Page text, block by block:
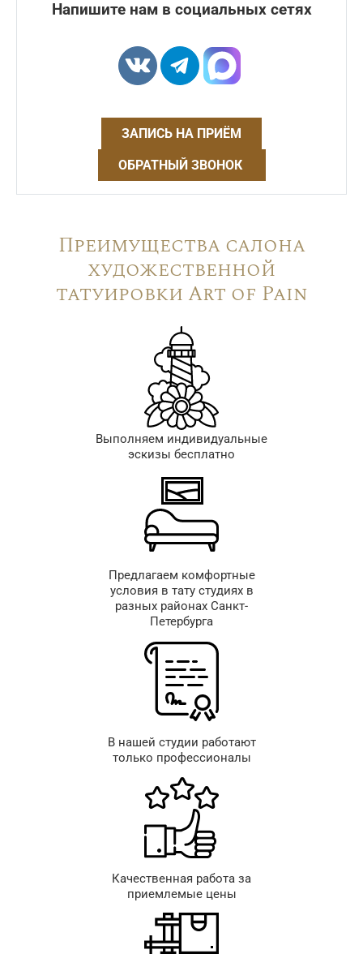
Напишите нам в социальных сетях
ЗАПИСЬ НА ПРИЁМ
ОБРАТНЫЙ ЗВОНОК
Преимущества салона
художественной
татуировки Art of Pain
Выполняем индивидуальные
эскизы бесплатно
Предлагаем комфортные
условия в тату студиях в
разных районах Санкт-
Петербурга
В нашей студии работают
только профессионалы
Качественная работа за
приемлемые цены